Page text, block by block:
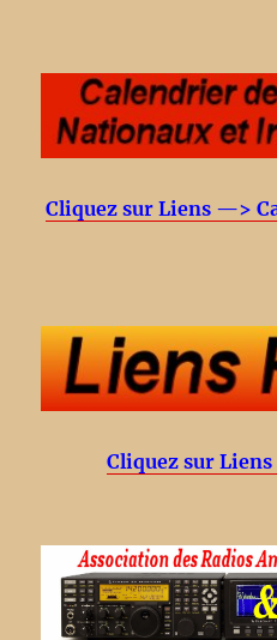
Cliquez sur Liens —>
Cliquez sur